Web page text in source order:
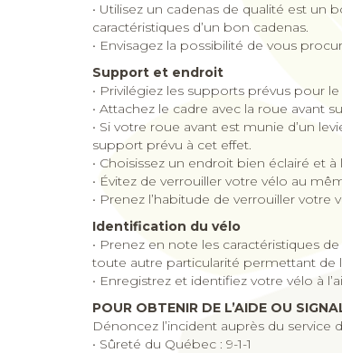
• Utilisez un cadenas de qualité est
caractéristiques d’un bon cadenas.
• Envisagez la possibilité de vous
Support et endroit
• Privilégiez les supports prévus pour
• Attachez le cadre avec la roue avant
• Si votre roue avant est munie d’un
support prévu à cet effet.
• Choisissez un endroit bien éclairé et
• Évitez de verrouiller votre vélo au
• Prenez l’habitude de verrouiller votre
Identification du vélo
• Prenez en note les caractéristiques
toute autre particularité permettant de
• Enregistrez et identifiez votre vélo à
POUR OBTENIR DE L’AIDE OU
Dénoncez l’incident auprès du
• Sûreté du Québec : 9-1-1